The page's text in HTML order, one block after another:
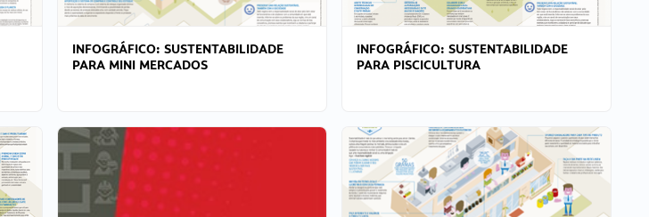
INFOGRÁFICO: SUSTENTABILIDADE
PARA MINI MERCADOS
INFOGRÁFICO: SUSTENTABILIDADE
PARA PISCICULTURA